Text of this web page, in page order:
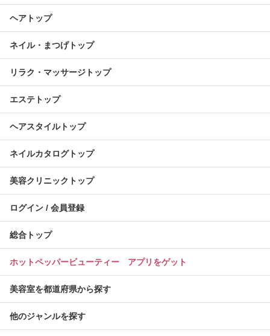
ヘアトップ
ネイル・まつげトップ
リラク・マッサージトップ
エステトップ
ヘアスタイルトップ
ネイルカタログトップ
美容クリニックトップ
ログイン / 会員登録
総合トップ
ホットペッパービューティー アプリをゲット
美容室を都道府県から探す
他のジャンルを探す